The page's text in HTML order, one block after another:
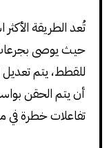
تُعد الطريقة
للقطط، يتم
أن يتم الحقن
تفاعلات خطرة